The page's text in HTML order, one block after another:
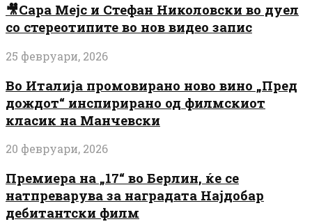
🎥Сара Мејс и Стефан Николовски во дуел
со стереотипите во нов видео запис
25 февруари, 2026
Во Италија промовирано ново вино „Пред
дождот“ инспирирано од филмскиот
класик на Манчевски
20 февруари, 2026
Премиера на „17“ во Берлин, ќе се
натпреварува за наградата Најдобар
дебитантски филм